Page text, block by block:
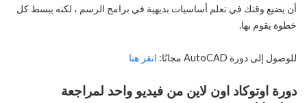
أن يضيع وقتك في تعلم أساسيات بديهية في برامج الرسم ، لكنه يبسط كل
خطوة يقوم بها.
للوصول إلى دورة AutoCAD مجانًا: انقر هنا
دورة اوتوكاد اون لاين من فيديو واحد لمراجعة